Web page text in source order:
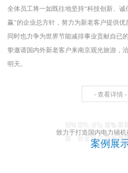
全体员工将一如既往地坚持“科技创新、
赢”的企业总方针，努力为新老客户提供优
同时也力争为世界节能减排事业贡献自已
挚邀请国内外新老客户来南京观光旅游，
明天。
- 查看详情 -
致力于打造国内电力辅
案例展